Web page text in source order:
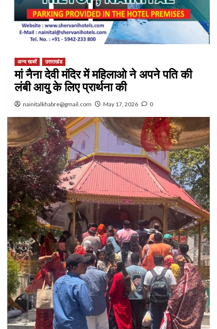
अन्य खबरें उत्तराखंड
मां नैना देवी मंदिर में महिलाओ ने अपने पति की
लंबी आयु के लिए प्रार्थना की
nainitalkhabre@gmail.com May 17, 2026 0